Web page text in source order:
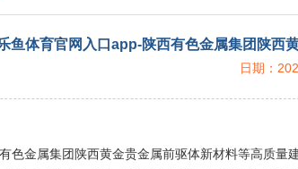
鱼体育官网入口app-陕西有色金属集团陕西
日期：
色金属集团陕西黄金贵金属前驱体新材料等高质